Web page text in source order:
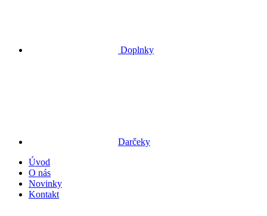
Doplnky
Darčeky
Úvod
O nás
Novinky
Kontakt